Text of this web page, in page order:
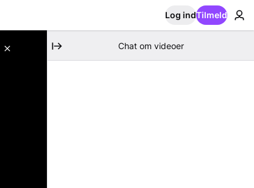
Log indTilmeld
Chat om videoer